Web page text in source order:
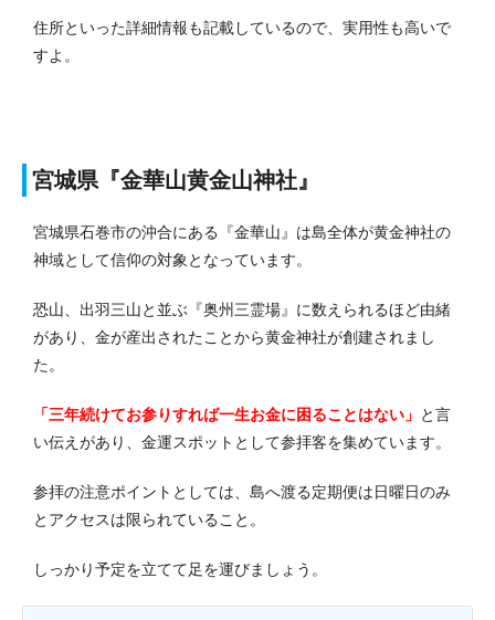
住所といった詳細情報も記載しているので、実用性も高いで
すよ。
宮城県『金華山黄金山神社』
宮城県石巻市の沖合にある『金華山』は島全体が黄金神社の
神域として信仰の対象となっています。
恐山、出羽三山と並ぶ『奥州三霊場』に数えられるほど由緒
があり、金が産出されたことから黄金神社が創建されまし
た。
「三年続けてお参りすれば一生お金に困ることはない」 と言
い伝えがあり、金運スポットとして参拝客を集めています。
参拝の注意ポイントとしては、島へ渡る定期便は日曜日のみ
とアクセスは限られていること。
しっかり予定を立てて足を運びましょう。